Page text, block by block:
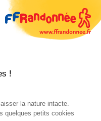
!
la nature intacte.
quelques petits cookies